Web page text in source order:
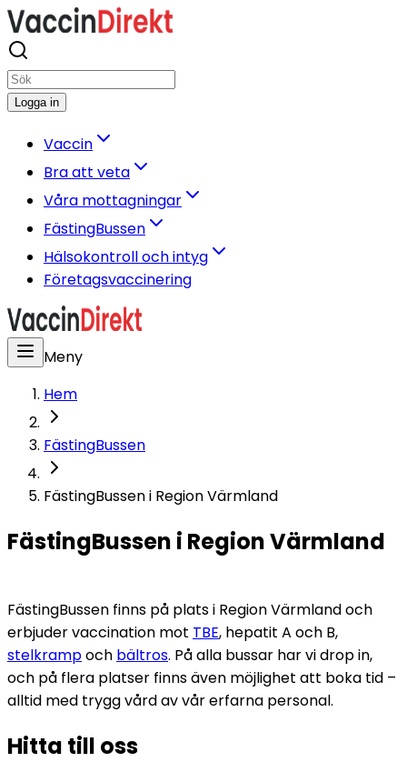
Logga in
Vaccin
Bra att veta
Våra mottagningar
FästingBussen
Hälsokontroll och intyg
Företagsvaccinering
Meny
Hem
FästingBussen
FästingBussen i Region Värmland
FästingBussen i Region Värmland
FästingBussen finns på plats i Region Värmland och
erbjuder vaccination mot TBE, hepatit
stelkramp och bältros. På alla bussar har vi drop in,
och på flera platser finns även möjlighet att boka tid –
alltid med trygg vård av vår erfarna personal.
Hitta till oss